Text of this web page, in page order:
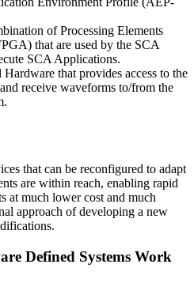
of Processing Elements
that are used by the SCA
SCA Applications.
Hardware that provides access to the
receive waveforms to/from the
that can be reconfigured to adapt
are within reach, enabling rapid
at much lower cost and much
approach of developing a new
Defined Systems Work